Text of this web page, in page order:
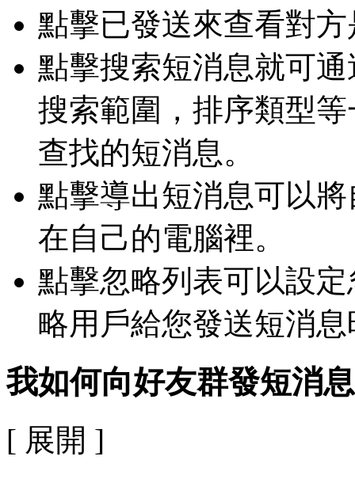
點擊已發送來查看對
點擊搜索短消息就可
搜索範圍，排序類型
查找的短消息。
點擊導出短消息可以
在自己的電腦裡。
點擊忽略列表可以設
略用戶給您發送短消
我如何向好友群發短消息
[ 展開 ]